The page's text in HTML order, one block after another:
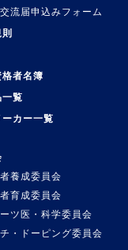
流届申込みフォーム
者名簿
覧
カー一覧
養成委員会
育成委員会
ツ医・科学委員会
・ドーピング委員会